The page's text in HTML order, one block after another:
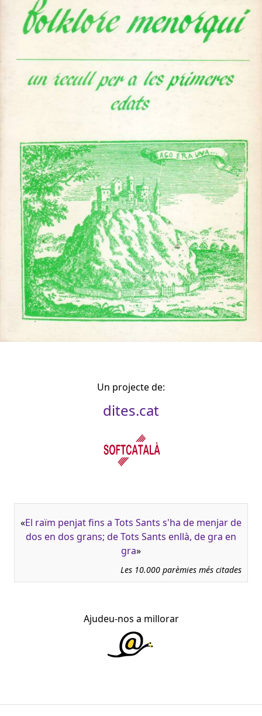
Un projecte de:
dites.cat
«El raïm penjat fins a Tots Sants s'ha de menjar de
dos en dos grans; de Tots Sants enllà, de gra en
gra»
Les 10.000 parèmies més citades
Ajudeu-nos a millorar